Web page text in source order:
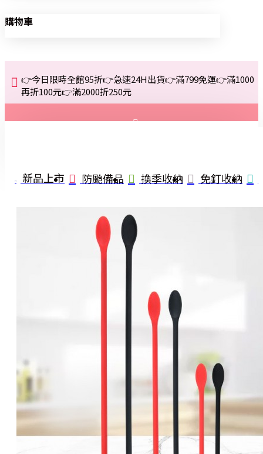
購物車
👉今日限時全館95折👉急速24H出貨👉滿799免運👉滿1000
再折100元👉滿2000折250元
註冊
新品上市 防颱備品 換季收納 免釘收納